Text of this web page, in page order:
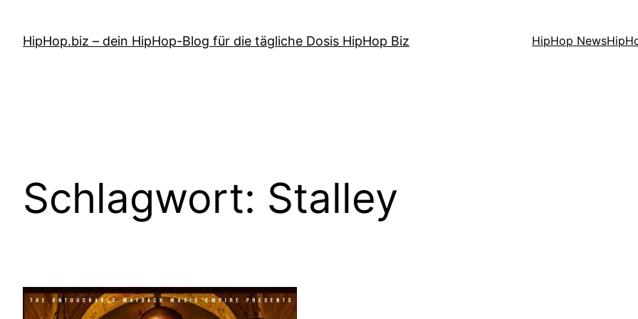
springen
HipHop.biz – dein HipHop-Blog für die tägliche Dosis HipHop Biz HipHop News
Schlagwort: Stalley